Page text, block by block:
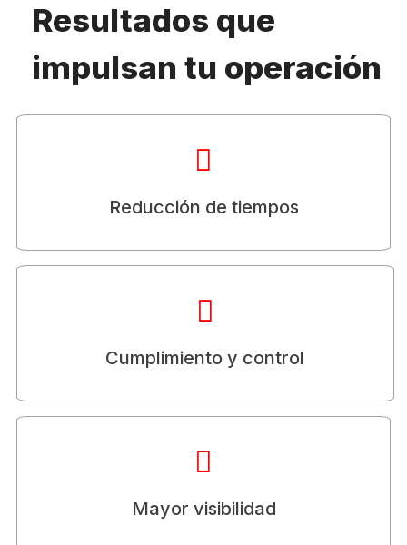
Resultados que
impulsan tu operación
Reducción de tiempos
hasta un 50% en gestión documental
Cumplimiento y control
Asegura contratos con trazabilidad completa y alertas
Mayor visibilidad
Dashboards claros para decisiones rápidas y